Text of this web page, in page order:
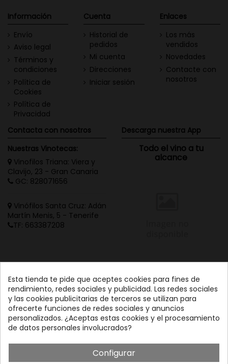
Información
Envío
Aviso legal
Términos y
condiciones
Política de
Cookies
Política de
Privacidad
Cuenta
Historial de
pedidos
Mi cuenta
Direcciones
Iniciar sesión
Enlaces
Los más
vendidos
Novedades
Contacte con
nosotros
Contacta con nosotros
Nuestras Vinotecas:
Vinofilos Triana: Viera y
Clavijo, 23 - Gran Canaria
GC: 828071656
Vinófilos Santa Cruz: Adán
Martín Menis, 5 - Tenerife
TF: 663387208
Descarga nuestra App
Todo el vino a tu
alcance
Esta tienda te pide que aceptes cookies para fines de
rendimiento, redes sociales y publicidad. Las redes sociales
y las cookies publicitarias de terceros se utilizan para
ofrecerte funciones de redes sociales y anuncios
personalizados. ¿Aceptas estas cookies y el procesamiento
de datos personales involucrados?
Configurar